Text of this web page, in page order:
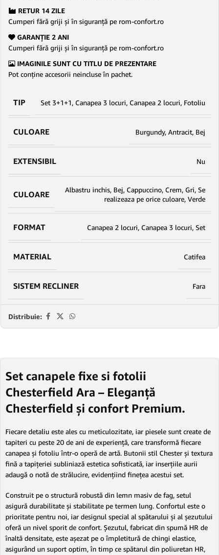
RETUR 14 ZILE
Cumperi fără griji şi în siguranţă pe rom-confort.ro
GARANŢIE 2 ANI
Cumperi fără griji şi în siguranţă pe rom-confort.ro
IMAGINILE SUNT CU TITLU DE PREZENTARE
Pot conține accesorii neincluse în pachet.
TIP Set 3+1+1, Canapea 3 locuri, Canapea 2 locuri, Fotoliu
CULOARE Burgundy, Antracit, Bej
EXTENSIBIL Nu
CULOARE Albastru inchis, Bej, Cappuccino, Crem, Gri, Se
realizeaza pe orice culoare, Verde
FORMAT Canapea 2 locuri, Canapea 3 locuri, Set
MATERIAL Catifea
SISTEM RECLINER Fara
Distribuie:
Set canapele fixe si fotolii
Chesterfield Ara – Eleganță
Chesterfield și confort Premium.
Fiecare detaliu este ales cu meticulozitate, iar piesele sunt create de
tapiteri cu peste 20 de ani de experiență, care transformă fiecare
canapea și fotoliu într-o operă de artă. Butonii stil Chester și textura
fină a tapițeriei subliniază estetica sofisticată, iar inserțiile aurii
adaugă o notă de strălucire, evidențiind finețea acestui set.
Construit pe o structură robustă din lemn masiv de fag, setul
asigură durabilitate și stabilitate pe termen lung. Confortul este o
prioritate pentru noi, iar designul special al spătarului și al șezutului
oferă un nivel sporit de confort. Șezutul, fabricat din spumă HR de
înaltă densitate, este așezat pe o împletitură de chingi elastice,
asigurând un suport optim, în timp ce spătarul din poliuretan HR,